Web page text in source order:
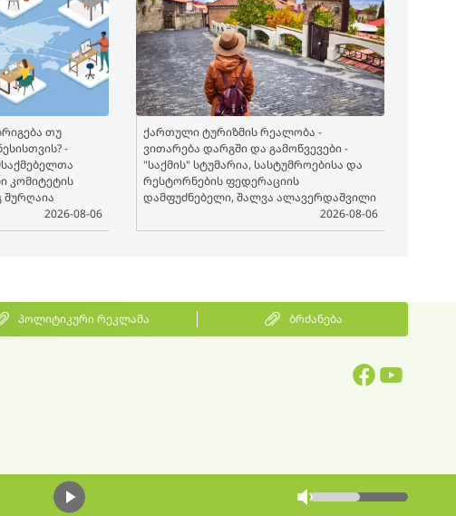
თუ
-
კომიტეტის
შურღაია
2026-08-06
ქართული ტურიზმის რეალობა -
ვითარება დარგში და გამოწვევები -
"საქმის" სტუმარია, სასტუმროებისა და
რესტორნების ფედერაციის
დამფუძნებელი, შალვა ალავერდაშვილი
2026-08-06
პოლიტიკური რეკლამა ბრძანება